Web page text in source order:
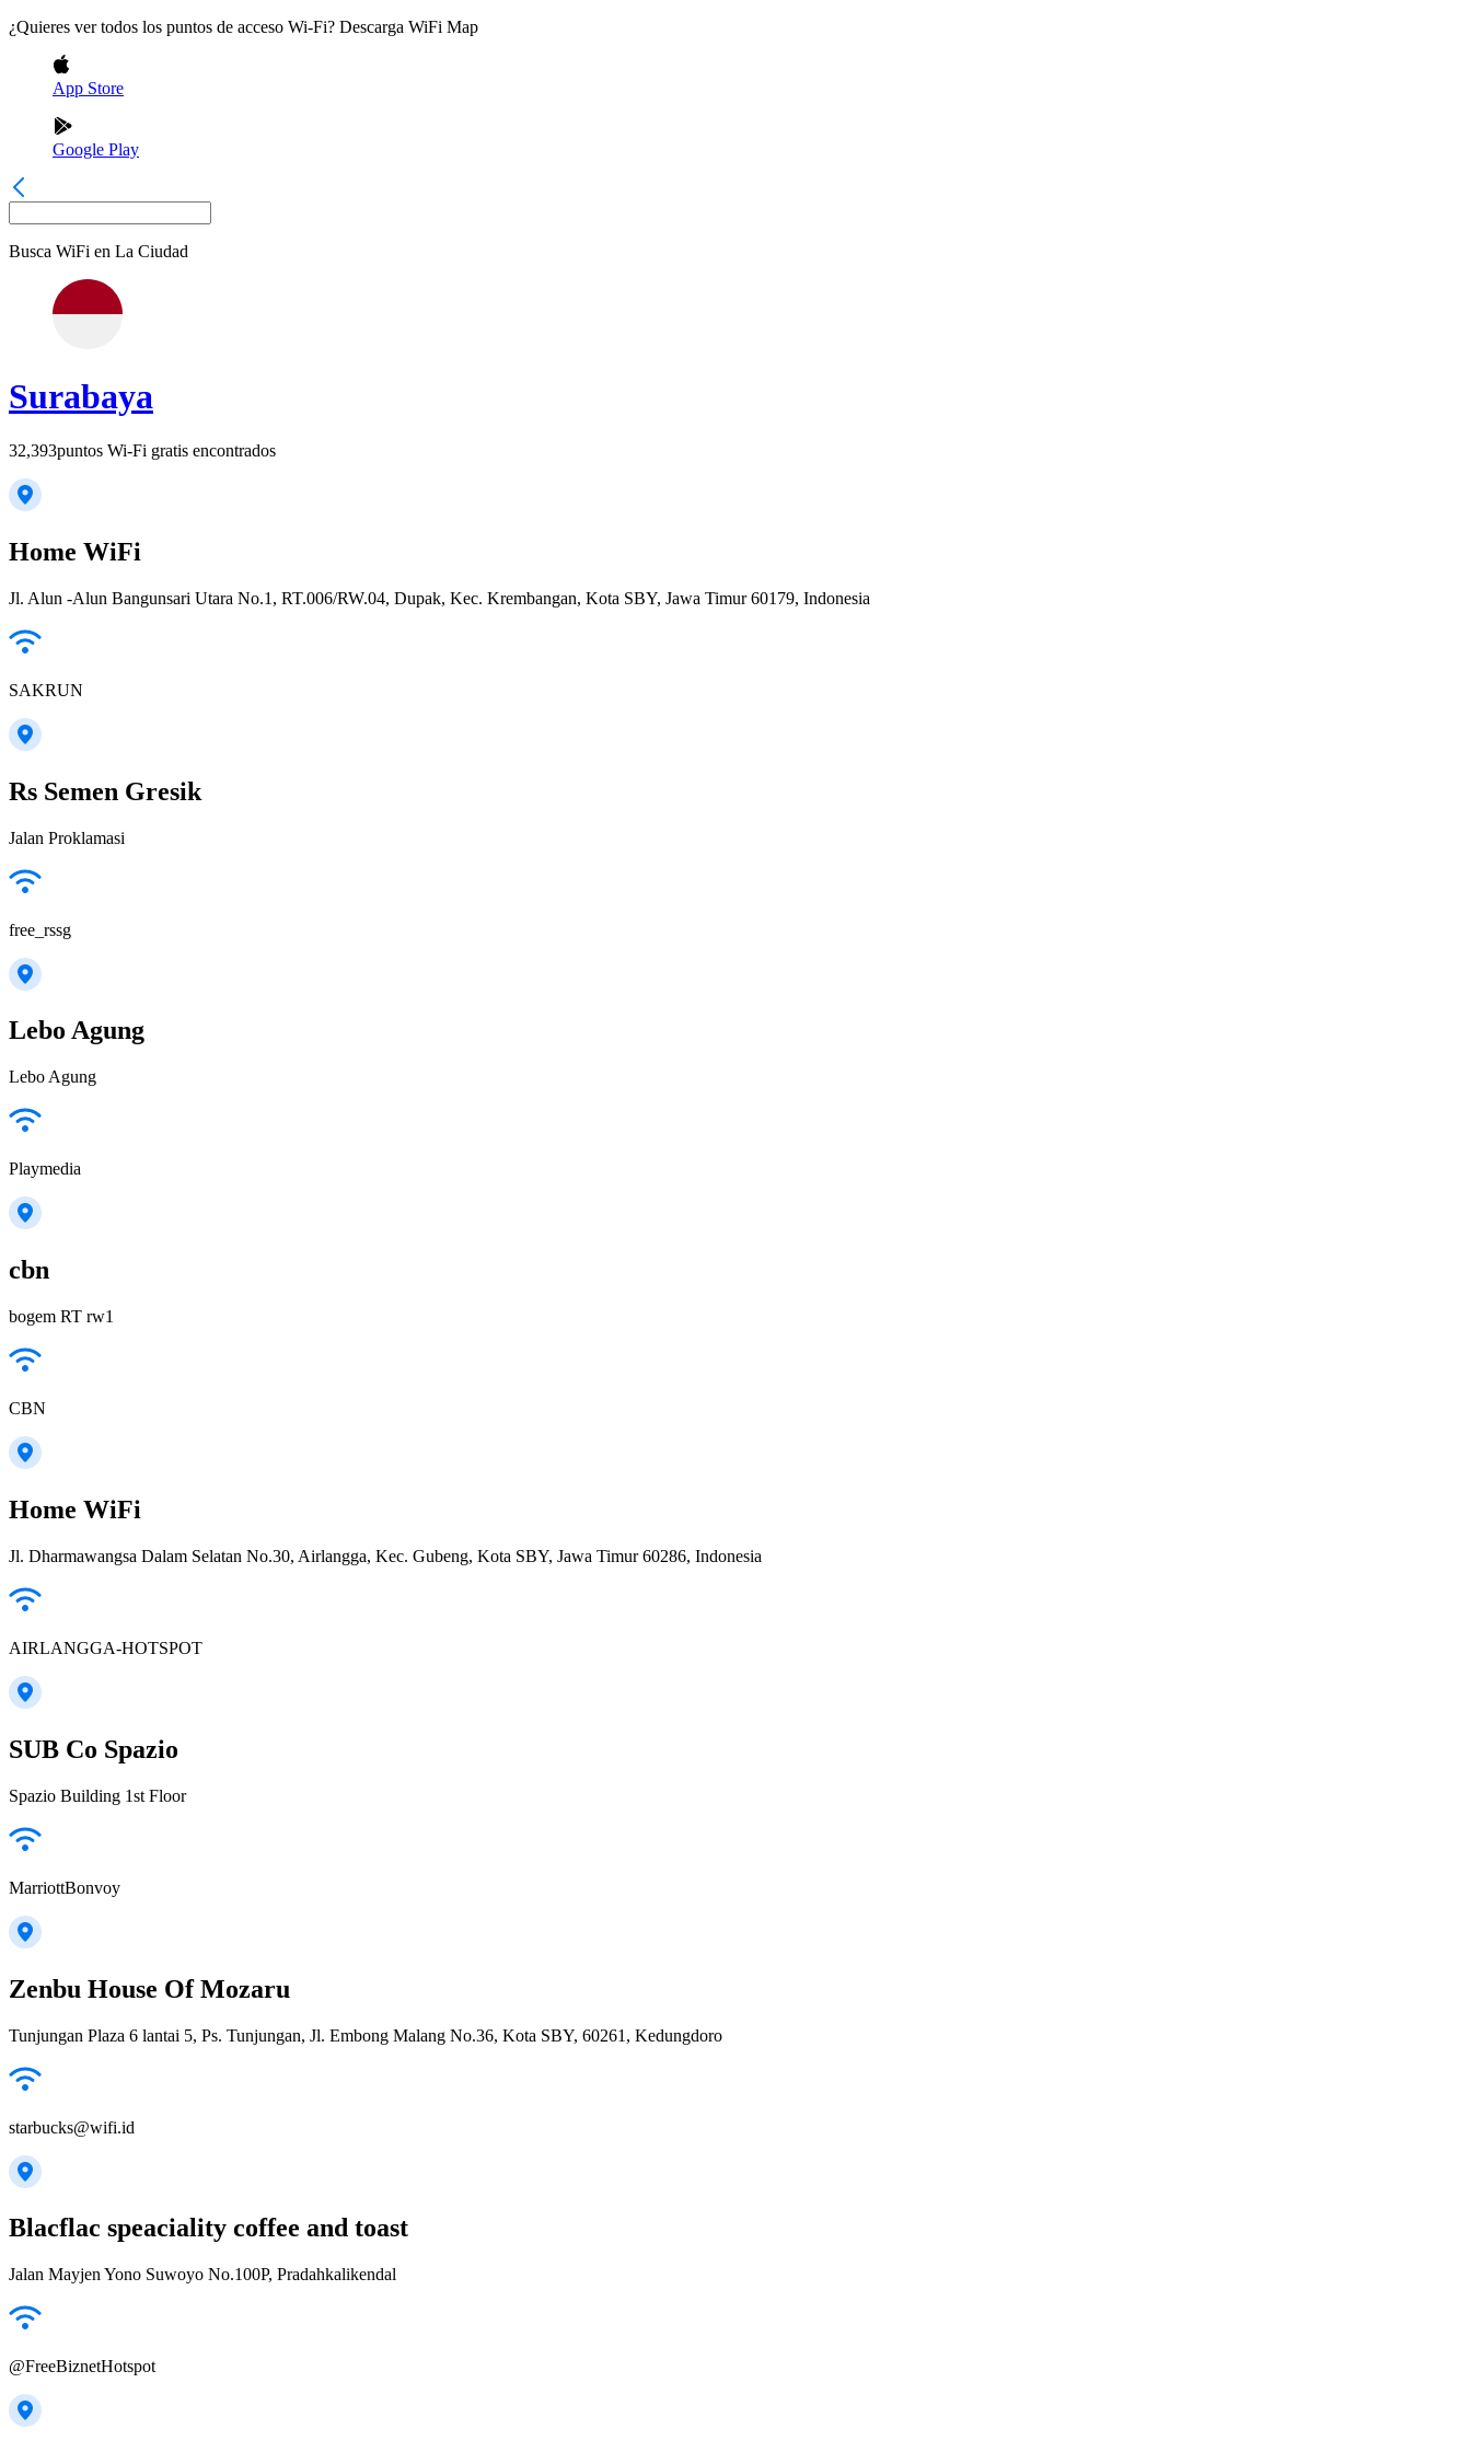
¿Quieres ver todos los puntos de acceso Wi-Fi? Descarga WiFi Map
App Store
Google Play
Busca WiFi en La Ciudad
Surabaya
32,393puntos Wi-Fi gratis encontrados
Home WiFi
Jl. Alun -Alun Bangunsari Utara No.1, RT.006/RW.04, Dupak, Kec. Krembangan, Kota SBY, Jawa Timur 60179, Indonesia
SAKRUN
Rs Semen Gresik
Jalan Proklamasi
free_rssg
Lebo Agung
Lebo Agung
Playmedia
cbn
bogem RT rw1
CBN
Home WiFi
Jl. Dharmawangsa Dalam Selatan No.30, Airlangga, Kec. Gubeng, Kota SBY, Jawa Timur 60286, Indonesia
AIRLANGGA-HOTSPOT
SUB Co Spazio
Spazio Building 1st Floor
MarriottBonvoy
Zenbu House Of Mozaru
Tunjungan Plaza 6 lantai 5, Ps. Tunjungan, Jl. Embong Malang No.36, Kota SBY, 60261, Kedungdoro
starbucks@wifi.id
Blacflac speaciality coffee and toast
Jalan Mayjen Yono Suwoyo No.100P, Pradahkalikendal
@FreeBiznetHotspot